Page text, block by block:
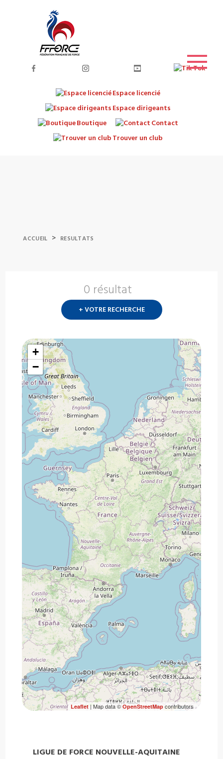
Espace licencié
Espace dirigeants
Boutique
Contact
Trouver un club
ACCUEIL > RESULTATS
0 résultat
+ VOTRE RECHERCHE
+
−
Leaflet| Map data ©OpenStreetMapcontributors
LIGUE DE FORCE NOUVELLE-AQUITAINE